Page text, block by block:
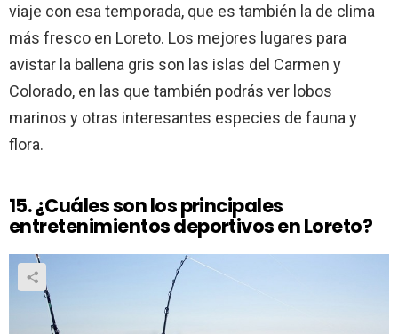
viaje con esa temporada, que es también la de clima
más fresco en Loreto. Los mejores lugares para
avistar la ballena gris son las islas del Carmen y
Colorado, en las que también podrás ver lobos
marinos y otras interesantes especies de fauna y
flora.
15. ¿Cuáles son los principales
entretenimientos deportivos en Loreto?